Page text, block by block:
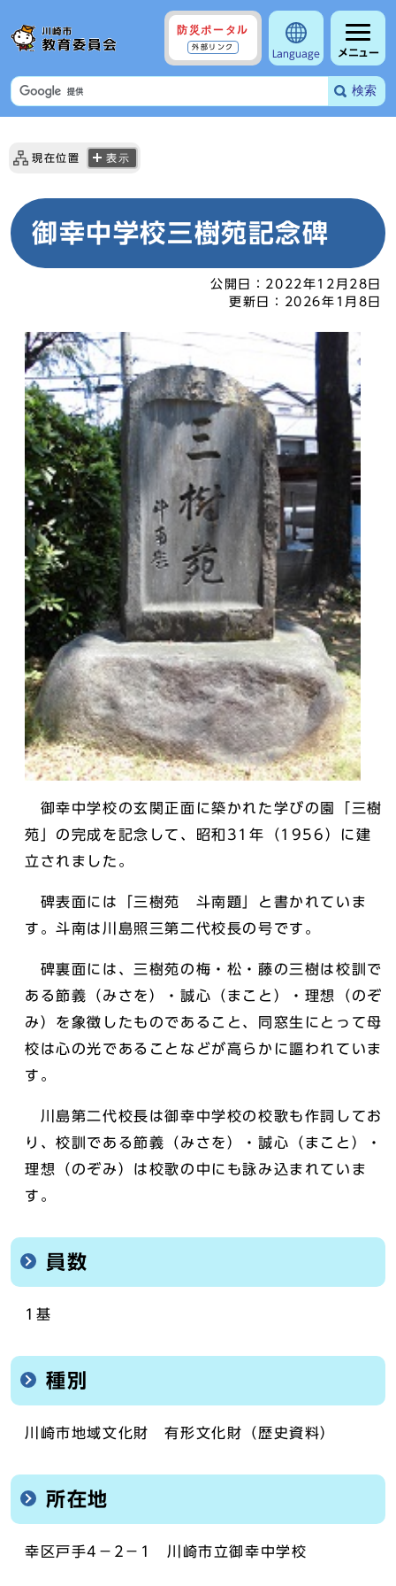
防災ポータル
外部リンク
Language メニュー
検索
現在位置 表示
御幸中学校三樹苑記念碑
公開日： 2022年12月28日
更新日：
2026年1月8日
御幸中学校の玄関正面に築かれた学びの園「三樹
苑」の完成を記念して、昭和31年（1956）に建
立されました。
碑表面には「三樹苑 斗南題」と書かれていま
す。斗南は川島照三第二代校長の号です。
碑裏面には、三樹苑の梅・松・藤の三樹は校訓で
ある節義（みさを）・誠心（まこと）・理想（のぞ
み）を象徴したものであること、同窓生にとって母
校は心の光であることなどが高らかに謳われていま
す。
川島第二代校長は御幸中学校の校歌も作詞してお
り、校訓である節義（みさを）・誠心（まこと）・
理想（のぞみ）は校歌の中にも詠み込まれていま
す。
員数
1基
種別
川崎市地域文化財 有形文化財（歴史資料）
所在地
幸区戸手4－2－1 川崎市立御幸中学校